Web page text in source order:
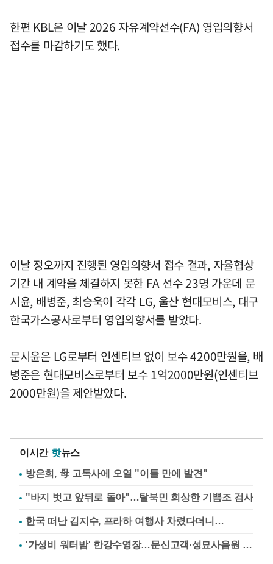
한편 KBL은 이날 2026 자유계약선수(FA) 영입의향서
접수를 마감하기도 했다.
이날 정오까지 진행된 영입의향서 접수 결과, 자율협상
기간 내 계약을 체결하지 못한 FA 선수 23명 가운데 문
시윤, 배병준, 최승욱이 각각 LG, 울산 현대모비스, 대구
한국가스공사로부터 영입의향서를 받았다.
문시윤은 LG로부터 인센티브 없이 보수 4200만원을, 배
병준은 현대모비스로부터 보수 1억2000만원(인센티브
2000만원)을 제안받았다.
이시간 핫뉴스
방은희, 母 고독사에 오열 "이틀 만에 발견"
"바지 벗고 앞뒤로 돌아"…탈북민 회상한 기쁨조 검사
한국 떠난 김지수, 프라하 여행사 차렸다더니…
'가성비 워터밤' 한강수영장…문신고객·성묘사음원 민원